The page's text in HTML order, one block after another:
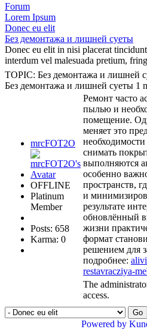
Forum
Lorem Ipsum
Donec eu elit
Без демонтажа и лишней суеты
Donec eu elit in nisi placerat
interdum vel malesuada pretium,
TOPIC: Без демонтажа и лишней
Без демонтажа и лишней суеты 1
mrcFOT2O
OFFLINE
Platinum
Member
Posts: 658
Karma: 0
Ремонт часто
пылью и
помещение.
меняет это
необходимости
снимать
выполняются
особенно
пространств,
и
результате
обновлённый
жизни
формат
решением для
подробнее:
restavracziya-
The
access.
Go
Powered by